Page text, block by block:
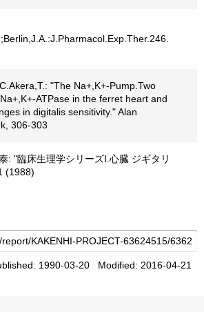
"The Na+,K+-Pump.Two
ATPase in the ferret heart and
in digitalis sensitivity." Alan
306-303
: "臨床生理学シリーズI.心臓 ジギタリ
(1988)
1990-03-20 Modified: 2016-04-21